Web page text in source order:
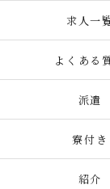
求人一
よくある
派遣
寮付き
紹介